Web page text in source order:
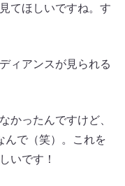
てほしいですね。す
ィアンスが見られる
かったんですけど、
んで（笑）。これを
いです！